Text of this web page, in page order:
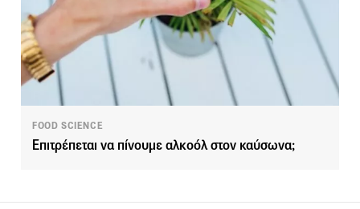
FOOD SCIENCE
Επιτρέπεται να πίνουμε αλκοόλ στον καύσωνα;